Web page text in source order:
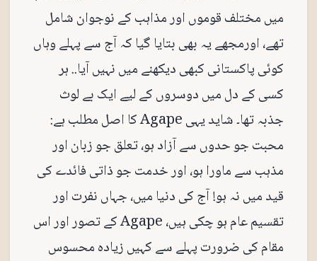
میں مختلف قوموں اور مذاہب کے نوجوان شامل
تھے، اورمجھے یہ بھی بتایا گیا کہ آج سے پہلے وہاں
کوئی پاکستانی کبھی دیکھنے میں نہیں آیا.. ہر
کسی کے دل میں دوسروں کے لیے ایک بے لوث
جذبہ تھا۔ شاید یہی Agape کا اصل مطلب ہے:
محبت جو حدوں سے آزاد ہو، تعلق جو زبان اور
مذہب سے ماورا ہو، اور خدمت جو ذاتی فائدے کی
قید میں نہ ہو! آج کی دنیا میں، جہاں نفرت اور
تقسیم عام ہو چکی ہیں، Agape کے تصور اور اس
مقام کی ضرورت پہلے سے کہیں زیادہ محسوس